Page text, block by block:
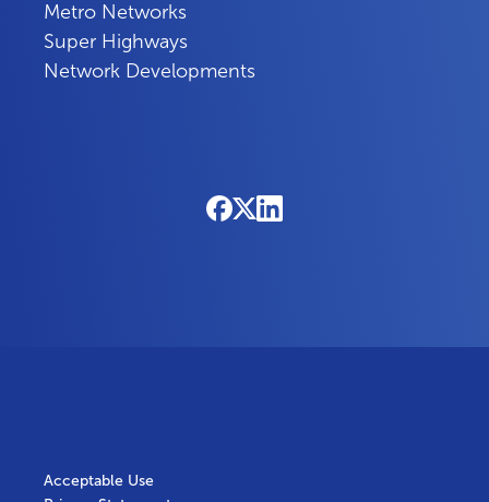
Metro Networks
Super Highways
Network Developments
Acceptable Use